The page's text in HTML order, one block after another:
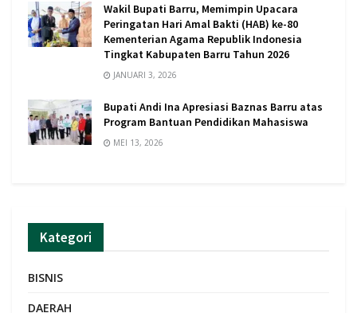
Wakil Bupati Barru, Memimpin Upacara
Peringatan Hari Amal Bakti (HAB) ke-80
Kementerian Agama Republik Indonesia
Tingkat Kabupaten Barru Tahun 2026
JANUARI 3, 2026
Bupati Andi Ina Apresiasi Baznas Barru atas
Program Bantuan Pendidikan Mahasiswa
MEI 13, 2026
Kategori
BISNIS
DAERAH